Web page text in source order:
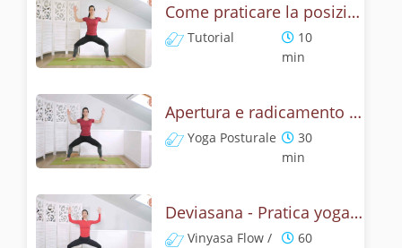
Come praticare la posizione della Dea? Tutorial di Deviasana
Tutorial
10
min
Apertura e radicamento con la posizione della Dea
Yoga Posturale
30
min
Deviasana - Pratica yoga con la tecnica della posizione della Dea
Vinyasa Flow /
60